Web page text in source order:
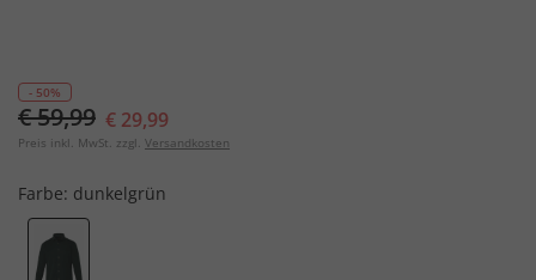
- 50%
€ 59,99 € 29,99
Preis inkl. MwSt. zzgl. Versandkosten
Farbe: dunkelgrün